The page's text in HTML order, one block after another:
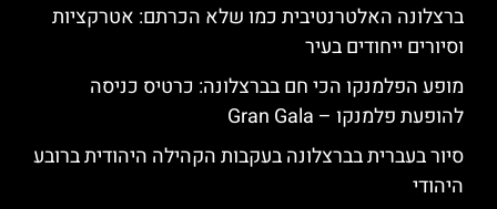
ברצלונה האלטרנטיבית כמו שלא הכרתם: אטרקציות
וסיורים ייחודים בעיר
מופע הפלמנקו הכי חם בברצלונה: כרטיס כניסה
להופעת פלמנקו – Gran Gala
סיור בעברית בברצלונה בעקבות הקהילה היהודית ברובע
היהודי